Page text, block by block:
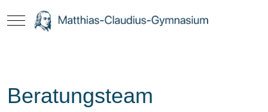
Mobile Menu Toggle
Beratungsteam